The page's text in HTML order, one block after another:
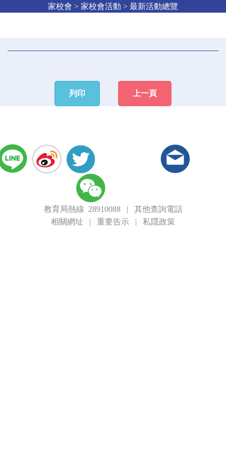
家校會 > 家校會活動 > 最新活動總覽
列印 上一頁
教育局熱線 28910088| 其他查詢電話
相關網址 | 重要告示 | 私隱政策